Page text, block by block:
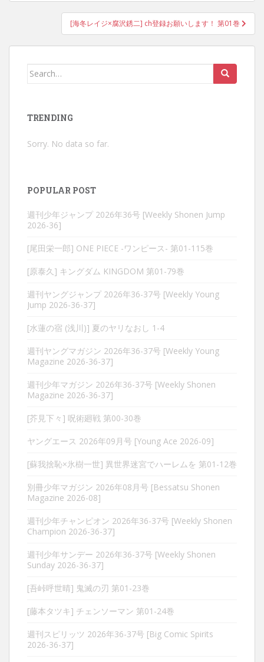
[海冬レイジ×腐沢銹二] ch登録お願いします！ 第01巻
Search
TRENDING
Sorry. No data so far.
POPULAR POST
週刊少年ジャンプ 2026年36号 [Weekly Shonen Jump
2026-36]
[尾田栄一郎] ONE PIECE -ワンピース- 第01-115巻
[原泰久] キングダム KINGDOM 第01-79巻
週刊ヤングジャンプ 2026年36-37号 [Weekly Young
Jump 2026-36-37]
[水蓮の宿 (浅川)] 夏のヤリなおし 1-4
週刊ヤングマガジン 2026年36-37号 [Weekly Young
Magazine 2026-36-37]
週刊少年マガジン 2026年36-37号 [Weekly Shonen
Magazine 2026-36-37]
[芥見下々] 呪術廻戦 第00-30巻
ヤングエース 2026年09月号 [Young Ace 2026-09]
[蘇我捨恥×氷樹一世] 異世界迷宮でハーレムを 第01-12巻
別冊少年マガジン 2026年08月号 [Bessatsu Shonen
Magazine 2026-08]
週刊少年チャンピオン 2026年36-37号 [Weekly Shonen
Champion 2026-36-37]
週刊少年サンデー 2026年36-37号 [Weekly Shonen
Sunday 2026-36-37]
[吾峠呼世晴] 鬼滅の刃 第01-23巻
[藤本タツキ] チェンソーマン 第01-24巻
週刊スピリッツ 2026年36-37号 [Big Comic Spirits
2026-36-37]